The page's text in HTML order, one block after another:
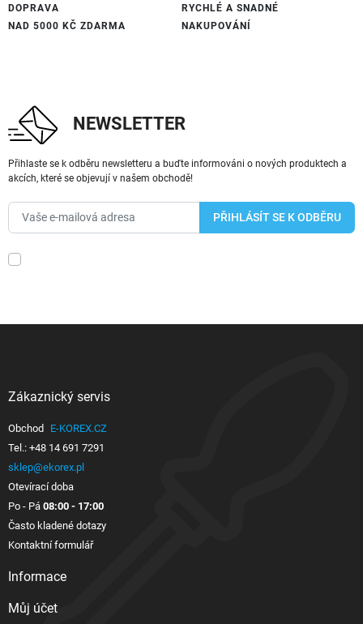
DOPRAVA
NAD 5000 KČ ZDARMA
RYCHLÉ A SNADNÉ
NAKUPOVÁNÍ
NEWSLETTER
Přihlaste se k odběru newsletteru a buďte informováni o nových produktech a
akcích, které se objevují v našem obchodě!
Zákaznický servis
Obchod
E-KOREX.CZ
Tel.: +48 14 691 7291
sklep@ekorex.pl
Otevírací doba
Po - Pá 08:00 - 17:00
Často kladené dotazy
Kontaktní formulář
Informace
Můj účet